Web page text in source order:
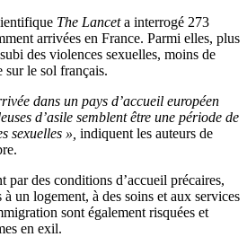
The Lanceta interrogé 273
arrivées en France. Parmi elles, plus
des violences sexuelles, moins de
sur le sol français.
dans un pays d’accueil européen
d’asile semblent être une période de
sexuelles », indiquent les auteurs de
par des conditions d’accueil précaires,
un logement, à des soins et aux services
sont également risquées et
en exil.